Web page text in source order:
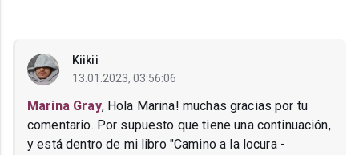
Kiikii
13.01.2023, 03:56:06
Marina Gray, Hola Marina! muchas gracias por tu
comentario. Por supuesto que tiene una continuación,
y está dentro de mi libro "Camino a la locura -